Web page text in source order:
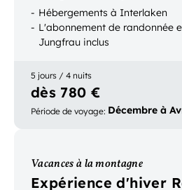
Hébergements à Interlaken
L'abonnement de randonnée
Jungfrau inclus
5 jours / 4 nuits
dès 780 €
Période de voyage: Décembre à
Vacances à la montagne
Expérience d'hiver